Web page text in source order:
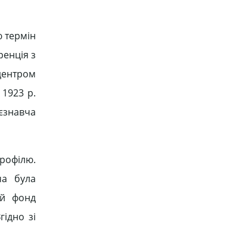
термін
з
1923 р.
була
фонд
зі